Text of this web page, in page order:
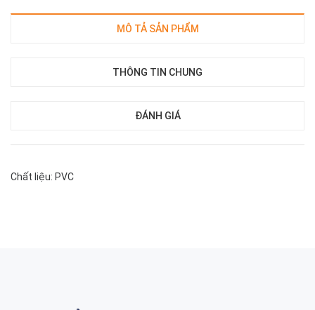
MÔ TẢ SẢN PHẨM
THÔNG TIN CHUNG
ĐÁNH GIÁ
Chất liệu: PVC